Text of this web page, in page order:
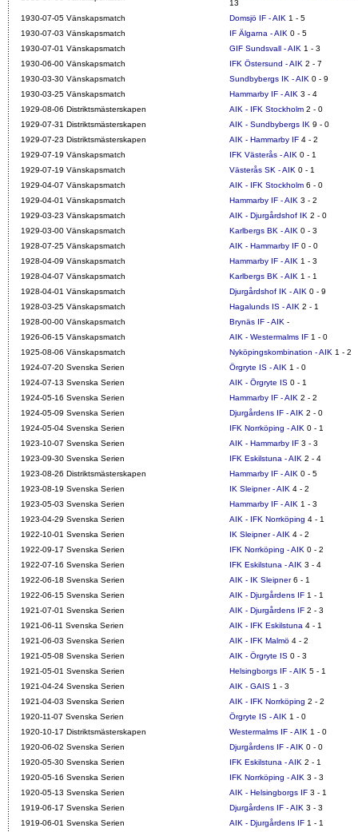
13
1930-07-05 Vänskapsmatch
Domsjö IF - AIK 1 - 5
1930-07-03 Vänskapsmatch
IF Älgarna - AIK 0 - 5
1930-07-01 Vänskapsmatch
GIF Sundsvall - AIK 1 - 3
1930-06-00 Vänskapsmatch
IFK Östersund - AIK 2 - 7
1930-03-30 Vänskapsmatch
Sundbybergs IK - AIK 0 - 9
1930-03-25 Vänskapsmatch
Hammarby IF - AIK 3 - 4
1929-08-06 Distriktsmästerskapen
AIK - IFK Stockholm 2 - 0
1929-07-31 Distriktsmästerskapen
AIK - Sundbybergs IK 9 - 0
1929-07-23 Distriktsmästerskapen
AIK - Hammarby IF 4 - 2
1929-07-19 Vänskapsmatch
IFK Västerås - AIK 0 - 1
1929-07-19 Vänskapsmatch
Västerås SK - AIK 0 - 1
1929-04-07 Vänskapsmatch
AIK - IFK Stockholm 6 - 0
1929-04-01 Vänskapsmatch
Hammarby IF - AIK 3 - 2
1929-03-23 Vänskapsmatch
AIK - Djurgårdshof IK 2 - 0
1929-03-00 Vänskapsmatch
Karlbergs BK - AIK 0 - 3
1928-07-25 Vänskapsmatch
AIK - Hammarby IF 0 - 0
1928-04-09 Vänskapsmatch
Hammarby IF - AIK 1 - 3
1928-04-07 Vänskapsmatch
Karlbergs BK - AIK 1 - 1
1928-04-01 Vänskapsmatch
Djurgårdshof IK - AIK 0 - 9
1928-03-25 Vänskapsmatch
Hagalunds IS - AIK 2 - 1
1928-00-00 Vänskapsmatch
Brynäs IF - AIK -
1926-06-15 Vänskapsmatch
AIK - Westermalms IF 1 - 0
1925-08-06 Vänskapsmatch
Nyköpingskombination - AIK 1 - 2
1924-07-20 Svenska Serien
Örgryte IS - AIK 1 - 0
1924-07-13 Svenska Serien
AIK - Örgryte IS 0 - 1
1924-05-16 Svenska Serien
Hammarby IF - AIK 2 - 2
1924-05-09 Svenska Serien
Djurgårdens IF - AIK 2 - 0
1924-05-04 Svenska Serien
IFK Norrköping - AIK 0 - 1
1923-10-07 Svenska Serien
AIK - Hammarby IF 3 - 3
1923-09-30 Svenska Serien
IFK Eskilstuna - AIK 2 - 4
1923-08-26 Distriktsmästerskapen
Hammarby IF - AIK 0 - 5
1923-08-19 Svenska Serien
IK Sleipner - AIK 4 - 2
1923-05-03 Svenska Serien
Hammarby IF - AIK 1 - 3
1923-04-29 Svenska Serien
AIK - IFK Norrköping 4 - 1
1922-10-01 Svenska Serien
IK Sleipner - AIK 4 - 2
1922-09-17 Svenska Serien
IFK Norrköping - AIK 0 - 2
1922-07-16 Svenska Serien
IFK Eskilstuna - AIK 3 - 4
1922-06-18 Svenska Serien
AIK - IK Sleipner6 - 1
1922-06-15 Svenska Serien
AIK - Djurgårdens IF 1 - 1
1921-07-01 Svenska Serien
AIK - Djurgårdens IF 2 - 3
1921-06-11 Svenska Serien
AIK - IFK Eskilstuna 4 - 1
1921-06-03 Svenska Serien
AIK - IFK Malmö 4 - 2
1921-05-08 Svenska Serien
AIK - Örgryte IS 0 - 3
1921-05-01 Svenska Serien
Helsingborgs IF - AIK 5 - 1
1921-04-24 Svenska Serien
AIK - GAIS 1 - 3
1921-04-03 Svenska Serien
AIK - IFK Norrköping 2 - 2
1920-11-07 Svenska Serien
Örgryte IS - AIK 1 - 0
1920-10-17 Distriktsmästerskapen
Westermalms IF - AIK 1 - 0
1920-06-02 Svenska Serien
Djurgårdens IF - AIK 0 - 0
1920-05-30 Svenska Serien
IFK Eskilstuna - AIK 2 - 1
1920-05-16 Svenska Serien
IFK Norrköping - AIK 3 - 3
1920-05-13 Svenska Serien
AIK - Helsingborgs IF 3 - 1
1919-06-17 Svenska Serien
Djurgårdens IF - AIK 3 - 3
1919-06-01 Svenska Serien
AIK - Djurgårdens IF 1 - 1